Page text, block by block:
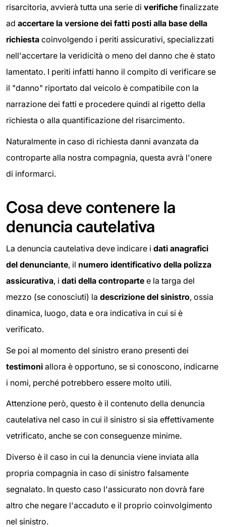
risarcitoria, avvierà tutta una serie di verifiche finalizzate
ad accertare la versione dei fatti posti alla base della
richiesta coinvolgendo i periti assicurativi, specializzati
nell'accertare la veridicità o meno del danno che è stato
lamentato. I periti infatti hanno il compito di verificare se
il "danno" riportato dal veicolo è compatibile con la
narrazione dei fatti e procedere quindi al rigetto della
richiesta o alla quantificazione del risarcimento.
Naturalmente in caso di richiesta danni avanzata da
controparte alla nostra compagnia, questa avrà l'onere
di informarci.
Cosa deve contenere la
denuncia cautelativa
La denuncia cautelativa deve indicare i dati anagrafici
del denunciante, il numero identificativo della polizza
assicurativa, i dati della controparte e la targa del
mezzo (se conosciuti) la descrizione del sinistro, ossia
dinamica, luogo, data e ora indicativa in cui si è
verificato.
Se poi al momento del sinistro erano presenti dei
testimoni allora è opportuno, se si conoscono, indicarne
i nomi, perché potrebbero essere molto utili.
Attenzione però, questo è il contenuto della denuncia
cautelativa nel caso in cui il sinistro si sia effettivamente
vetrificato, anche se con conseguenze minime.
Diverso è il caso in cui la denuncia viene inviata alla
propria compagnia in caso di sinistro falsamente
segnalato. In questo caso l'assicurato non dovrà fare
altro che negare l'accaduto e il proprio coinvolgimento
nel sinistro.